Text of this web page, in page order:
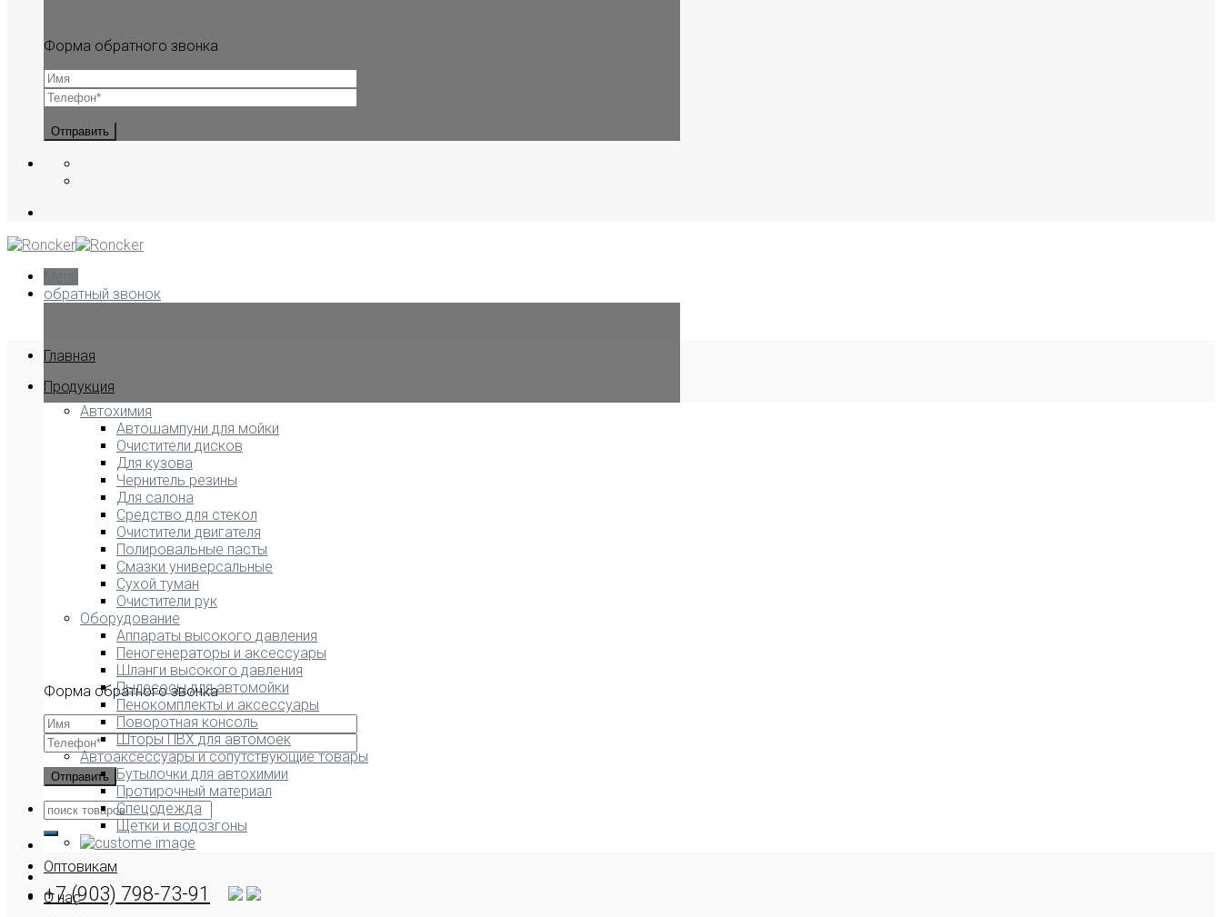
Форма обратного звонка
обратный звонок
Форма обратного звонка
+7 (903) 798-73-91
Главная
Продукция
Автохимия
Автошампуни для мойки
Очистители дисков
Для кузова
Чернитель резины
Для салона
Средство для стекол
Очистители двигателя
Полировальные пасты
Смазки универсальные
Сухой туман
Очистители рук
Оборудование
Аппараты высокого давления
Пеногенераторы и аксессуары
Шланги высокого давления
Пылесосы для автомойки
Пенокомплекты и аксессуары
Поворотная консоль
Шторы ПВХ для автомоек
Автоаксессуары и сопутствующие товары
Бутылочки для автохимии
Протирочный материал
Спецодежда
Щетки и водозгоны
Оптовикам
О нас